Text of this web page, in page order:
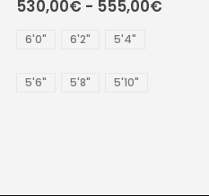
530,00€ - 555,00€
6'0" 6'2" 5'4"
5'6" 5'8" 5'10"